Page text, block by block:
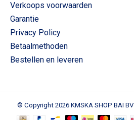
Verkoops voorwaarden
Garantie
Privacy Policy
Betaalmethoden
Bestellen en leveren
© Copyright 2026 KMSKA SHOP BAI